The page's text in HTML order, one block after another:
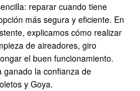
reparar cuando tiene
más segura y eficiente. En
explicamos cómo realizar
de aireadores, giro
el buen funcionamiento.
ganado la confianza de
y Goya.